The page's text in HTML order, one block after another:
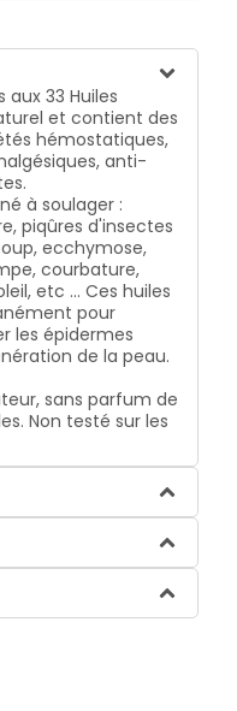
aux 33 Huiles
et contient des
hémostatiques,
anti-
à soulager :
piqûres d'insectes
ecchymose,
courbature,
etc ... Ces huiles
pour
les épidermes
de la peau.
sans parfum de
Non testé sur les